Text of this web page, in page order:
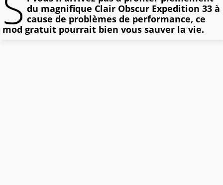
du magnifique Clair Obscur Expedition 33 à
cause de problèmes de performance, ce
mod gratuit pourrait bien vous sauver la vie.